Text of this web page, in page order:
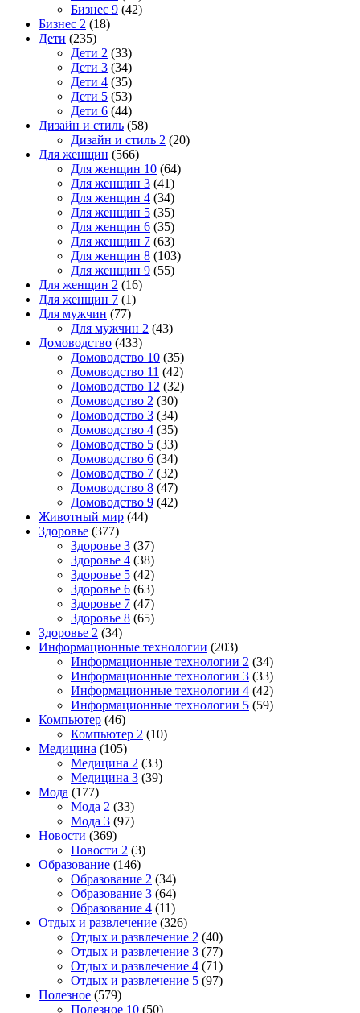
Бизнес 9 (42)
Бизнес 2 (18)
Дети (235)
Дети 2 (33)
Дети 3 (34)
Дети 4 (35)
Дети 5 (53)
Дети 6 (44)
Дизайн и стиль (58)
Дизайн и стиль 2 (20)
Для женщин (566)
Для женщин 10 (64)
Для женщин 3 (41)
Для женщин 4 (34)
Для женщин 5 (35)
Для женщин 6 (35)
Для женщин 7 (63)
Для женщин 8 (103)
Для женщин 9 (55)
Для женщин 2 (16)
Для женщин 7 (1)
Для мужчин (77)
Для мужчин 2 (43)
Домоводство (433)
Домоводство 10 (35)
Домоводство 11 (42)
Домоводство 12 (32)
Домоводство 2 (30)
Домоводство 3 (34)
Домоводство 4 (35)
Домоводство 5 (33)
Домоводство 6 (34)
Домоводство 7 (32)
Домоводство 8 (47)
Домоводство 9 (42)
Животный мир (44)
Здоровье (377)
Здоровье 3 (37)
Здоровье 4 (38)
Здоровье 5 (42)
Здоровье 6 (63)
Здоровье 7 (47)
Здоровье 8 (65)
Здоровье 2 (34)
Информационные технологии (203)
Информационные технологии 2 (34)
Информационные технологии 3 (33)
Информационные технологии 4 (42)
Информационные технологии 5 (59)
Компьютер (46)
Компьютер 2 (10)
Медицина (105)
Медицина 2 (33)
Медицина 3 (39)
Мода (177)
Мода 2 (33)
Мода 3 (97)
Новости (369)
Новости 2 (3)
Образование (146)
Образование 2 (34)
Образование 3 (64)
Образование 4 (11)
Отдых и развлечение (326)
Отдых и развлечение 2 (40)
Отдых и развлечение 3 (77)
Отдых и развлечение 4 (71)
Отдых и развлечение 5 (97)
Полезное (579)
Полезное 10 (50)